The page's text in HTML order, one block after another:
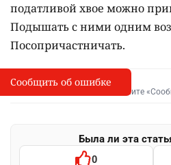
податливой хвое можно
Подышать с ними одним
Посопричастничать.
I
Сообщить об опечатке
Выделите фрагмент и нажмите
Была ли эта
0
Сообщить об ошибке